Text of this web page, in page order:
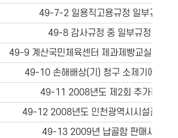
49-7-2 일용직고용규정 일부규정
49-8 감사규정 중 일부규정 개정(
49-9 계산국민체육센터 제과제빵교실 기자
49-10 손해배상(기) 청구 소제기에 따른
49-11 2008년도 제2회 추가경정예
49-12 2008년도 인천광역시시설관리공
49-13 2009년 납골함 판매사업 예